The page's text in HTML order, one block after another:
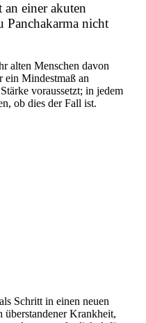
an einer akuten
Panchakarma nicht
alten Menschen davon
ein Mindestmaß an
voraussetzt; in jedem
ob dies der Fall ist.
Schritt in einen neuen
überstandener Krankheit,